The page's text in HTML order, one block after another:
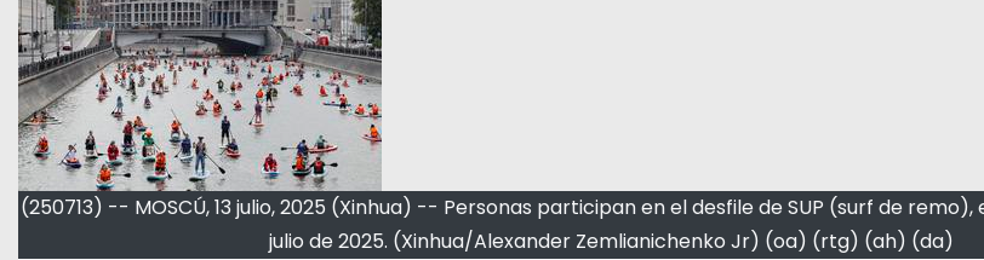
(250713) -- MOSCÚ, 13 julio, 2025 (Xinhua) -- Personas participan en el desfile de SUP (surf de remo),
julio de 2025. (Xinhua/Alexander Zemlianichenko Jr) (oa) (rtg) (ah) (da)